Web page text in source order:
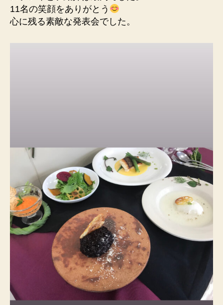
11名の笑顔をありがとう
心に残る素敵な発表会でした。